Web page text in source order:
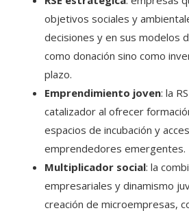
objetivos sociales y
decisiones y en sus modelos
como donación sino como
plazo.
Emprendimiento joven: la
catalizador al ofrecer
espacios de incubación y
emprendedores emergentes.
Multiplicador social: la
empresariales y dinamismo
creación de microempresas,